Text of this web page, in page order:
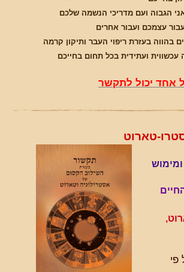
הגבוה ועם מדריכי הנשמה שלכם
עצמכם ועבור אחרים
בהווה בעזרת ריפוי העבר ותיקון קרמה
עכשווית ועתידית בכל תחום בחייכם
אחד יכול לתקשר
טארוט
פי